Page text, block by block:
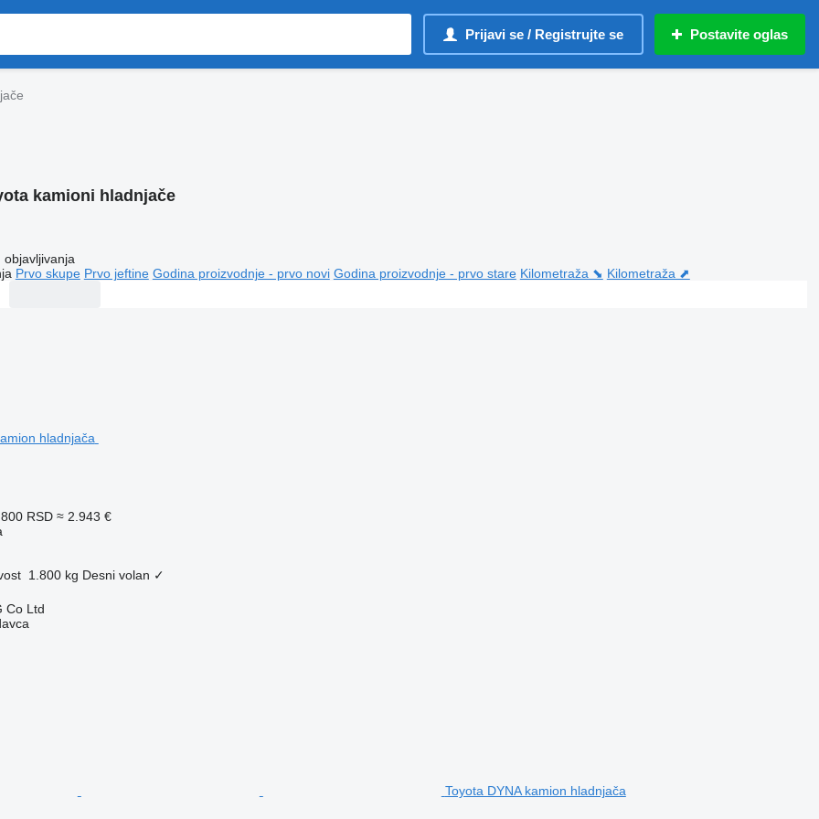
Prijavi se / Registrujte se Postavite oglas
kamioni hladnjače
objavljivanja
Prvo skupe Prvo jeftine Godina proizvodnje - prvo novi Godina proizvodnje - prvo stare Kilometraža ⬊ Kilometraža ⬈
RSD ≈ 2.943 €
1.800 kg Desni volan ✓
Co Ltd
Toyota DYNA kamion hladnjača